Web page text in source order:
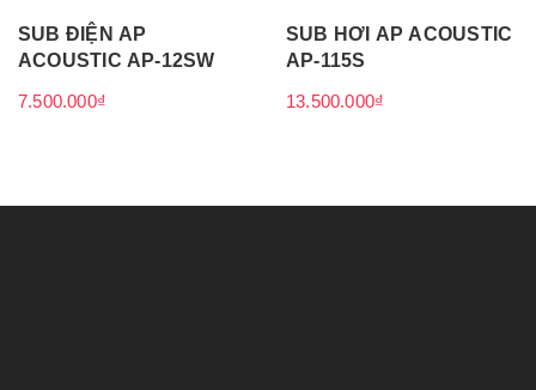
SUB ĐIỆN AP
ACOUSTIC AP-12SW
7.500.000₫
SUB HƠI AP ACOUSTIC
AP-115S
13.500.000₫